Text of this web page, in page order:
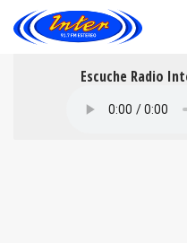
Escuche Radio